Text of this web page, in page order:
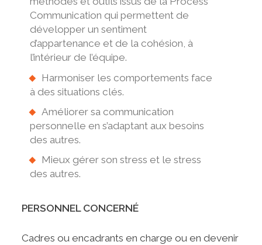
Communication qui permettent de
développer un sentiment
d’appartenance et de la cohésion, à
l’intérieur de l’équipe.
Harmoniser les comportements face
à des situations clés.
Améliorer sa communication
personnelle en s’adaptant aux besoins
des autres.
Mieux gérer son stress et le stress
des autres.
PERSONNEL CONCERNÉ
Cadres ou encadrants en charge ou en devenir